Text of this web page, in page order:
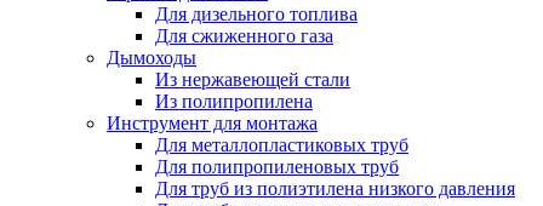
Для дизельного топлива
Для сжиженного газа
Дымоходы
Из нержавеющей стали
Из полипропилена
Инструмент для монтажа
Для металлопластиковых труб
Для полипропиленовых труб
Для труб из полиэтилена низкого давления